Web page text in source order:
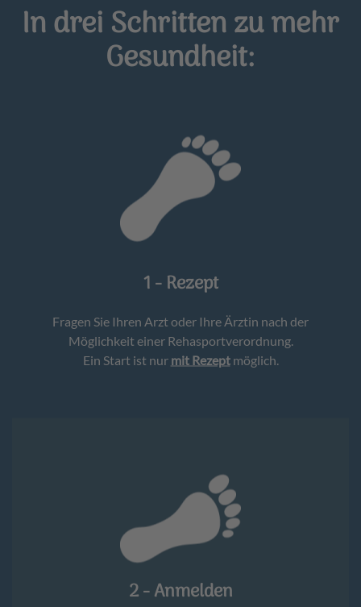
In drei Schritten zu mehr
Gesundheit:
1 - Rezept
Fragen Sie Ihren Arzt oder Ihre Ärztin nach der
Möglichkeit einer Rehasportverordnung.
Ein Start ist nur mit Rezeptmöglich.
2 - Anmelden